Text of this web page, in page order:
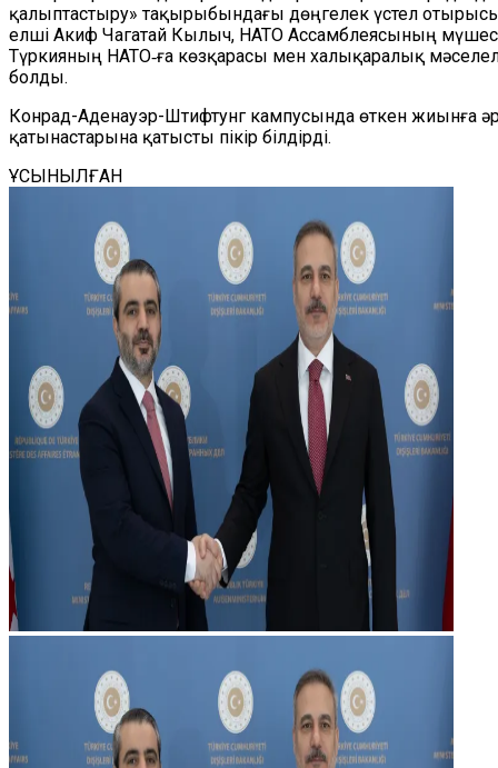
қалыптастыру» тақырыбындағы дөңгелек үстел
елші Акиф Чагатай Кылыч, НАТО Ассамблеясының
Түркияның НАТО‑ға көзқарасы мен халықаралық
болды.
Конрад-Аденауэр-Штифтунг кампусында өткен жиынға
қатынастарына қатысты пікір білдірді.
ҰСЫНЫЛҒАН